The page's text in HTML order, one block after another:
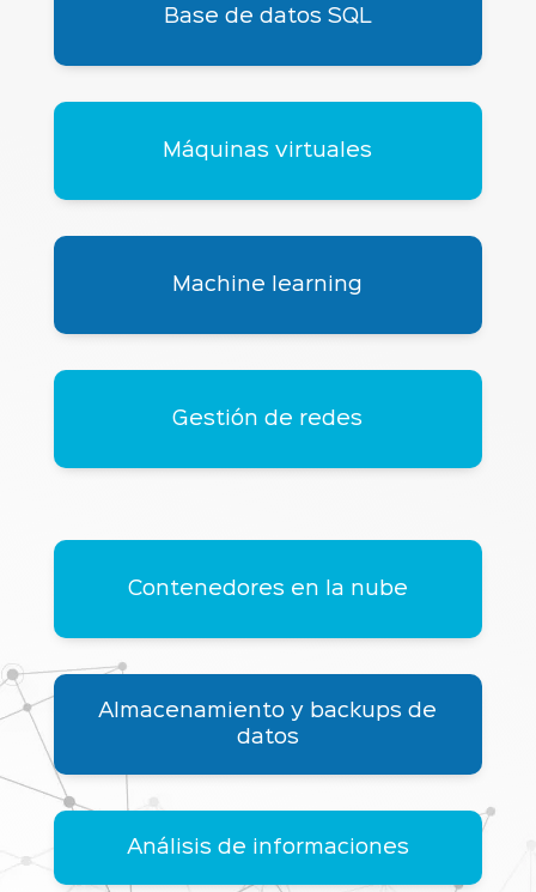
Base de datos SQL
Máquinas virtuales
Machine learning
Gestión de redes
Contenedores en la nube
Almacenamiento y backups de
datos
Análisis de informaciones